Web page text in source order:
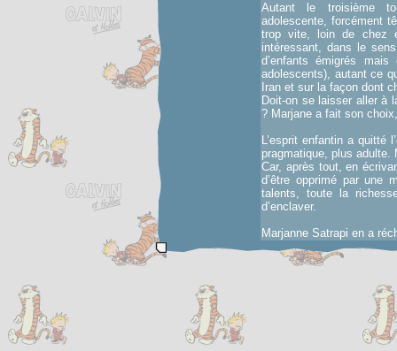
Autant le troisième
adolescente, forcément
trop vite, loin de chez
intéressant, dans le
d’enfants émigrés
adolescents), autant ce
Iran et sur la façon dont
Doit-on se laisser aller à
? Marjane a fait son
L’esprit enfantin a quitté
pragmatique, plus adulte.
Car, après tout, en
d’être opprimé par une
talents, toute la
d’enclaver.
Marjanne Satrapi en a